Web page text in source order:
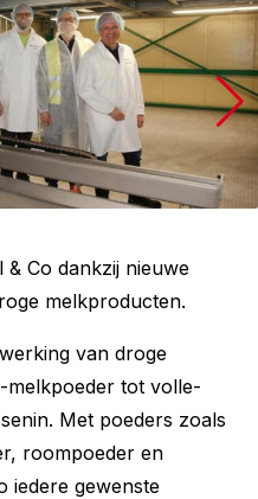
Co dankzij nieuwe
melkproducten.
van droge
melkpoeder tot volle-
Met poeders zoals
roompoeder en
iedere gewenste